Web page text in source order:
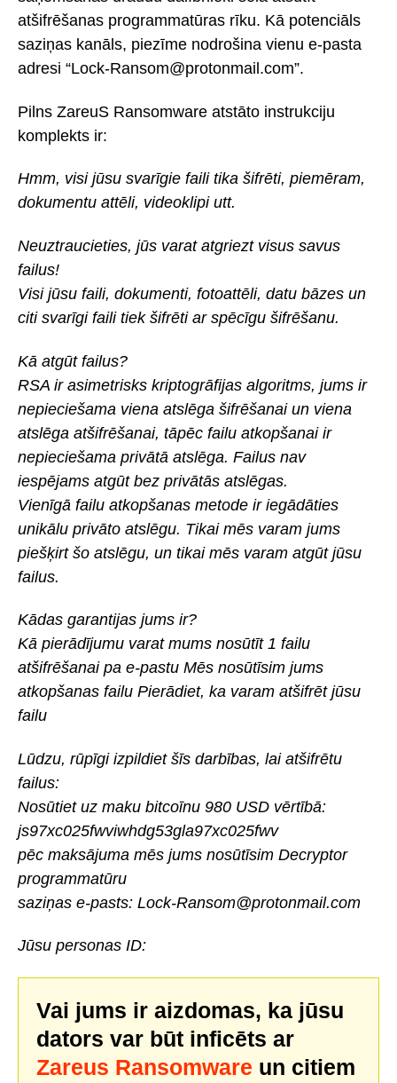
atšifrēšanas programmatūras rīku. Kā potenciāls
saziņas kanāls, piezīme nodrošina vienu e-pasta
adresi “Lock-Ransom@protonmail.com”.
Pilns ZareuS Ransomware atstāto instrukciju
komplekts ir:
Hmm, visi jūsu svarīgie faili tika šifrēti, piemēram,
dokumentu attēli, videoklipi utt.
Neuztraucieties, jūs varat atgriezt visus savus
failus!
Visi jūsu faili, dokumenti, fotoattēli, datu bāzes un
citi svarīgi faili tiek šifrēti ar spēcīgu šifrēšanu.
Kā atgūt failus?
RSA ir asimetrisks kriptogrāfijas algoritms, jums ir
nepieciešama viena atslēga šifrēšanai un viena
atslēga atšifrēšanai, tāpēc failu atkopšanai ir
nepieciešama privātā atslēga. Failus nav
iespējams atgūt bez privātās atslēgas.
Vienīgā failu atkopšanas metode ir iegādāties
unikālu privāto atslēgu. Tikai mēs varam jums
piešķirt šo atslēgu, un tikai mēs varam atgūt jūsu
failus.
Kādas garantijas jums ir?
Kā pierādījumu varat mums nosūtīt 1 failu
atšifrēšanai pa e-pastu Mēs nosūtīsim jums
atkopšanas failu Pierādiet, ka varam atšifrēt jūsu
failu
Lūdzu, rūpīgi izpildiet šīs darbības, lai atšifrētu
failus:
Nosūtiet uz maku bitcoīnu 980 USD vērtībā:
js97xc025fwviwhdg53gla97xc025fwv
pēc maksājuma mēs jums nosūtīsim Decryptor
programmatūru
saziņas e-pasts: Lock-Ransom@protonmail.com
Jūsu personas ID:
Vai jums ir aizdomas, ka jūsu
dators var būt inficēts ar
Zareus Ransomware un citiem